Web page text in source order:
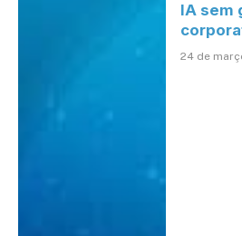
IA sem
24 de